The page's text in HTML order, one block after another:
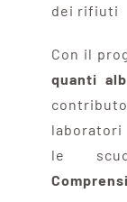
dei rifiuti
Con il
quanti
laboratori
le